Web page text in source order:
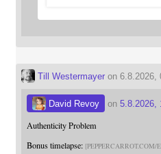
Till Westermayeron 6.8.2026,
David Revoy on 5.8.2026,
Authenticity Problem
Bonus timelapse: PEPPERCARROT.COM/